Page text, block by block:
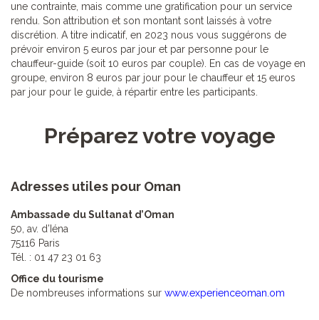
une contrainte, mais comme une gratification pour un service
rendu. Son attribution et son montant sont laissés à votre
discrétion. A titre indicatif, en 2023 nous vous suggérons de
prévoir environ 5 euros par jour et par personne pour le
chauffeur-guide (soit 10 euros par couple). En cas de voyage en
groupe, environ 8 euros par jour pour le chauffeur et 15 euros
par jour pour le guide, à répartir entre les participants.
Préparez votre voyage
Adresses utiles pour Oman
Ambassade du Sultanat d’Oman
50, av. d’Iéna
75116 Paris
Tél. : 01 47 23 01 63
Office du tourisme
De nombreuses informations sur www.experienceoman.om